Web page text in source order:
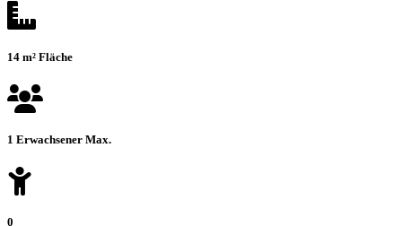
14 m² Fläche
1 Erwachsener Max.
0